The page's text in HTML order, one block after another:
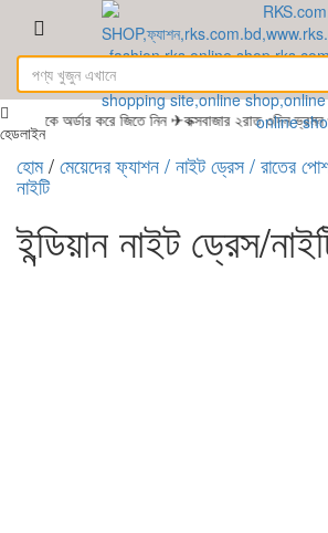
হেডলাইন
অর্ডার করে জিতে নিন ✈কক্সবাজার ২রাত ৩দিন ভ্রমন
হোম/মেয়েদের ফ্যাশন/ নাইট ড্রেস / রাতের
নাইটি
ইন্ডিয়ান নাইট ড্রেস/